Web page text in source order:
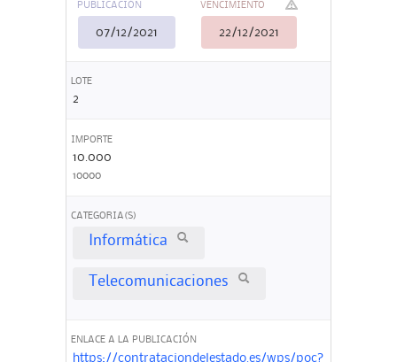
PUBLICACIÓN
07/12/2021
VENCIMIENTO
22/12/2021
LOTE
2
IMPORTE
10.000
10000
CATEGORIA(S)
Informática
Telecomunicaciones
ENLACE A LA PUBLICACIÓN
https://contrataciondelestado.es/wps/poc?